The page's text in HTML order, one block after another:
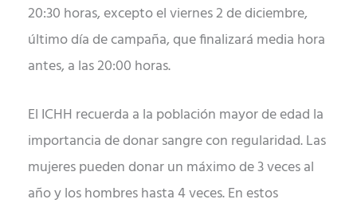
20:30 horas, excepto el viernes 2 de diciembre,
último día de campaña, que finalizará media hora
antes, a las 20:00 horas.
El ICHH recuerda a la población mayor de edad la
importancia de donar sangre con regularidad. Las
mujeres pueden donar un máximo de 3 veces al
año y los hombres hasta 4 veces. En estos